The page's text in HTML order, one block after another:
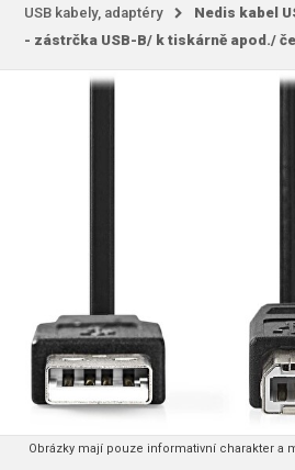
USB kabely, adaptéry
Nedis kabel
- zástrčka USB-B/ k tiskárně apod./
Obrázky mají pouze informativní charakter a